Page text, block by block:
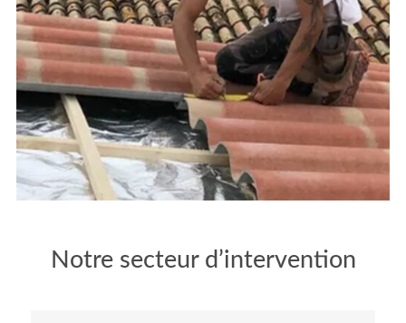
Notre secteur d’intervention